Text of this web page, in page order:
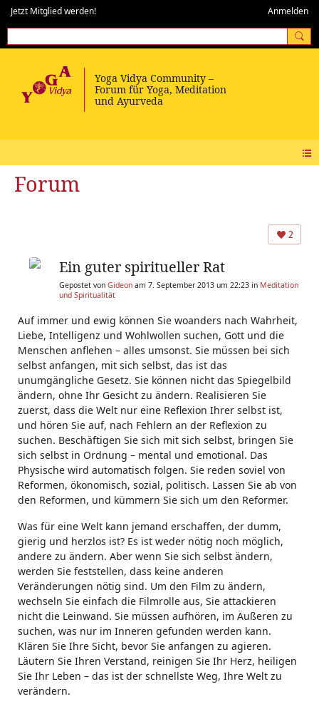
Jetzt Mitglied werden! Anmelden
Forum
2
Ein guter spiritueller Rat
Gepostet von Gideon am 7. September 2013 um 22:23 in Meditation
und Spiritualität
Auf immer und ewig können Sie woanders nach Wahrheit,
Liebe, Intelligenz und Wohlwollen suchen, Gott und die
Menschen anflehen – alles umsonst. Sie müssen bei sich
selbst anfangen, mit sich selbst, das ist das
unumgängliche Gesetz. Sie können nicht das Spiegelbild
ändern, ohne Ihr Gesicht zu ändern. Realisieren Sie
zuerst, dass die Welt nur eine Reflexion Ihrer selbst ist,
und hören Sie auf, nach Fehlern an der Reflexion zu
suchen. Beschäftigen Sie sich mit sich selbst, bringen Sie
sich selbst in Ordnung – mental und emotional. Das
Physische wird automatisch folgen. Sie reden soviel von
Reformen, ökonomisch, sozial, politisch. Lassen Sie ab von
den Reformen, und kümmern Sie sich um den Reformer.
Was für eine Welt kann jemand erschaffen, der dumm,
gierig und herzlos ist? Es ist weder nötig noch möglich,
andere zu ändern. Aber wenn Sie sich selbst ändern,
werden Sie feststellen, dass keine anderen
Veränderungen nötig sind. Um den Film zu ändern,
wechseln Sie einfach die Filmrolle aus, Sie attackieren
nicht die Leinwand. Sie müssen aufhören, im Äußeren zu
suchen, was nur im Inneren gefunden werden kann.
Klären Sie Ihre Sicht, bevor Sie anfangen zu agieren.
Läutern Sie Ihren Verstand, reinigen Sie Ihr Herz, heiligen
Sie Ihr Leben – das ist der schnellste Weg, Ihre Welt zu
verändern.